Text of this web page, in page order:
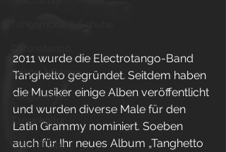
Online-Milonga
Tangoverein
Tangokultur
Event-Tipps
2011 wurde die Electrotango-Band
Tanghetto gegründet. Seitdem haben
die Musiker einige Alben veröffentlicht
und wurden diverse Male für den
Latin Grammy nominiert. Soeben
auch für Ihr neues Album „Tanghetto